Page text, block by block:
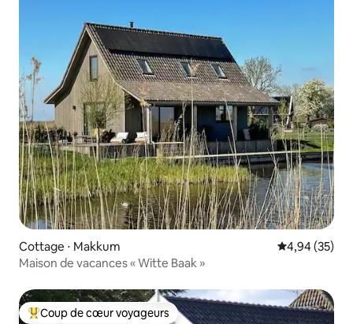
Cottage ⋅ Makkum Évaluation
4,94 (35)
Maison de vacances « Witte Baak »
Coups de cœur voyageurs les plus appréciés
Coup de cœur voyageurs